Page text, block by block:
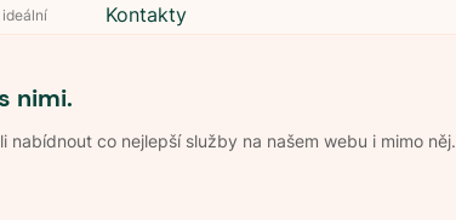
nimi.
nabídnout co nejlepší služby na našem webu i mimo něj.
Kontakty